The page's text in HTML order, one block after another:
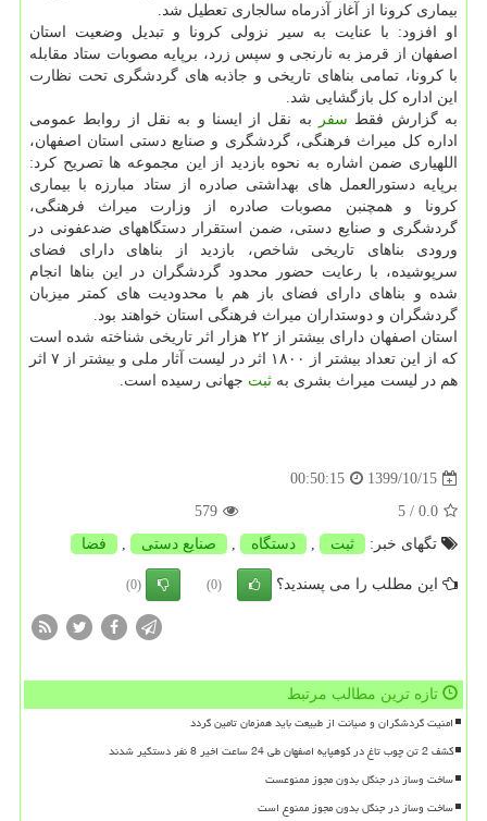
بیماری کرونا از آغاز آذرماه سالجاری تعطیل شد.
او افزود: با عنایت به سیر نزولی کرونا و تبدیل وضعیت استان
اصفهان از قرمز به نارنجی و سپس زرد، برپایه مصوبات ستاد مقابله
با کرونا، تمامی بناهای تاریخی و جاذبه های گردشگری تحت نظارت
این اداره کل بازگشایی شد.
به گزارش فقط سفر
به نقل از ایسنا و به نقل از روابط عمومی
اداره کل میراث فرهنگی، گردشگری و صنایع دستی استان اصفهان،
اللهیاری ضمن اشاره به نحوه بازدید از این مجموعه ها تصریح کرد:
برپایه دستورالعمل های بهداشتی صادره از ستاد مبارزه با بیماری
کرونا و همچنبن مصوبات صادره از وزارت میراث فرهنگی،
گردشگری و صنایع دستی، ضمن استقرار دستگاههای ضدعفونی در
ورودی بناهای تاریخی شاخص، بازدید از بناهای دارای فضای
سرپوشیده، با رعایت حضور محدود گردشگران در این بناها انجام
شده و بناهای دارای فضای باز هم با محدودیت های کمتر میزبان
گردشگران و دوستداران میراث فرهنگی استان خواهند بود.
استان اصفهان دارای بیشتر از ۲۲ هزار اثر تاریخی شناخته شده است
که از این تعداد بیشتر از ۱۸۰۰ اثر در لیست آثار ملی و بیشتر از ۷ اثر
هم در لیست میراث بشری به ثبت جهانی رسیده است.
1399/10/15
00:50:15
0.0
/ 5
579
تگهای خبر:
ثبت , دستگاه , صنایع دستی , فضا
این مطلب را می پسندید؟ (0)
(0)
تازه ترین مطالب مرتبط
امنیت گردشگران و صیانت از طبیعت باید همزمان تامین گردد
کشف 2 تن چوب تاغ در کوهپایه اصفهان طی 24 ساعت اخیر 8 نفر دستگیر شدند
ساخت وساز در جنگل بدون مجوز ممنوعست
ساخت وساز در جنگل بدون مجوز ممنوع است